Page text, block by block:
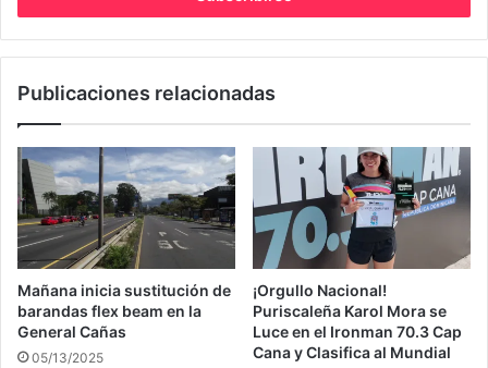
Publicaciones relacionadas
Mañana inicia sustitución de
barandas flex beam en la
General Cañas
05/13/2025
¡Orgullo Nacional!
Puriscaleña Karol Mora se
Luce en el Ironman 70.3 Cap
Cana y Clasifica al Mundial